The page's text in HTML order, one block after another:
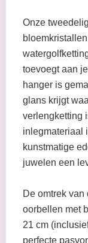
Onze
toevoegt aan
hanger is
glans krijgt
verlengketting
inlegmateriaal
kunstmatige
juwelen een
De omtrek
oorbellen met
21 cm
perfecte